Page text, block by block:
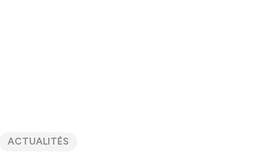
ACTUALITÉS